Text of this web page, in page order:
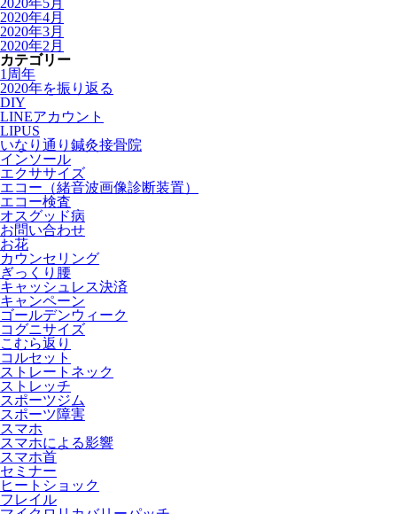
2020年5月
2020年4月
2020年3月
2020年2月
カテゴリー
1周年
2020年を振り返る
DIY
LINEアカウント
LIPUS
いなり通り鍼灸接骨院
インソール
エクササイズ
エコー（緒音波画像診断装置）
エコー検査
オスグッド病
お問い合わせ
お花
カウンセリング
ぎっくり腰
キャッシュレス決済
キャンペーン
ゴールデンウィーク
コグニサイズ
こむら返り
コルセット
ストレートネック
ストレッチ
スポーツジム
スポーツ障害
スマホ
スマホによる影響
スマホ首
セミナー
ヒートショック
フレイル